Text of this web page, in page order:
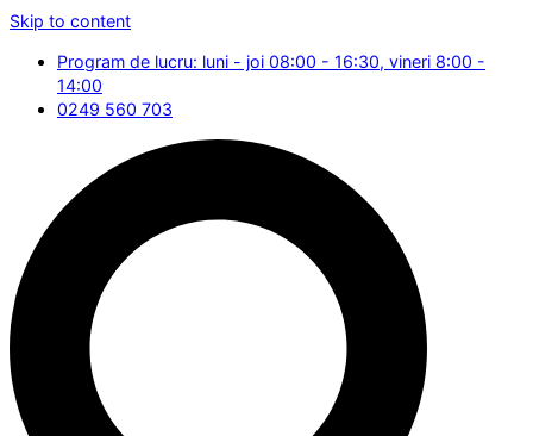
Skip to content
Program de lucru: luni - joi 08:00 - 16:30, vineri 8:00 -
14:00
0249 560 703